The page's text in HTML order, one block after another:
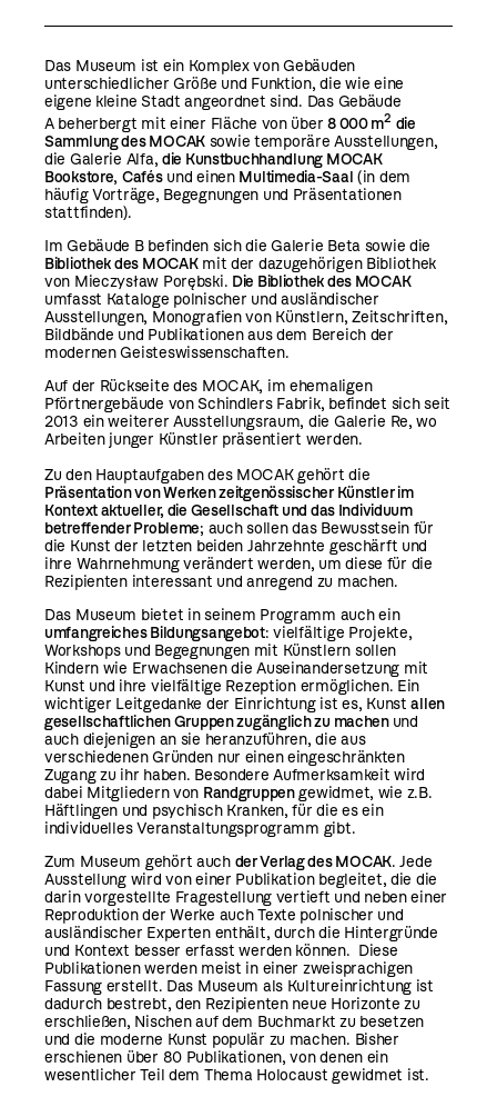
Das Museum ist ein Komplex von Gebäuden
unterschiedlicher Größe und Funktion, die wie eine
eigene kleine Stadt angeordnet sind. Das Gebäude
A beherbergt mit einer Fläche von über8 000 m2 die
Sammlung des MOCAKsowie temporäre Ausstellungen,
die Galerie Alfa, die Kunstbuchhandlung MOCAK
Bookstore, Cafésund einen Multimedia-Saal (in dem
häufig Vorträge, Begegnungen und Präsentationen
stattfinden).
Im Gebäude B befinden sich die Galerie Beta sowie die
Bibliothek des MOCAKmit der dazugehörigen Bibliothek
von Mieczysław Porębski. Die Bibliothek des MOCAK
umfasst Kataloge polnischer und ausländischer
Ausstellungen, Monografien von Künstlern, Zeitschriften,
Bildbände und Publikationen aus dem Bereich der
modernen Geisteswissenschaften.
Auf der Rückseite des MOCAK, im ehemaligen
Pförtnergebäude von Schindlers Fabrik, befindet sich seit
2013 ein weiterer Ausstellungsraum, die Galerie Re, wo
Arbeiten junger Künstler präsentiert werden.
Zu den Hauptaufgaben des MOCAK gehört die
Präsentation von Werken zeitgenössischer Künstler im
Kontext aktueller, die Gesellschaft und das Individuum
betreffender Probleme; auch sollen das Bewusstsein für
die Kunst der letzten beiden Jahrzehnte geschärft und
ihre Wahrnehmung verändert werden, um diese für die
Rezipienten interessant und anregend zu machen.
Das Museum bietet in seinem Programm auch ein
umfangreiches Bildungsangebot: vielfältige Projekte,
Workshops und Begegnungen mit Künstlern sollen
Kindern wie Erwachsenen die Auseinandersetzung mit
Kunst und ihre vielfältige Rezeption ermöglichen. Ein
wichtiger Leitgedanke der Einrichtung ist es, Kunstallen
gesellschaftlichen Gruppen zugänglich zu machen und
auch diejenigen an sie heranzuführen, die aus
verschiedenen Gründen nur einen eingeschränkten
Zugang zu ihr haben. Besondere Aufmerksamkeit wird
dabei Mitgliedern von Randgruppengewidmet, wie z.B.
Häftlingen und psychisch Kranken, für die es ein
individuelles Veranstaltungsprogramm gibt.
Zum Museum gehört auch der Verlag des MOCAK. Jede
Ausstellung wird von einer Publikation begleitet, die die
darin vorgestellte Fragestellung vertieft und neben einer
Reproduktion der Werke auch Texte polnischer und
ausländischer Experten enthält, durch die Hintergründe
und Kontext besser erfasst werden können. Diese
Publikationen werden meist in einer zweisprachigen
Fassung erstellt. Das Museum als Kultureinrichtung ist
dadurch bestrebt, den Rezipienten neue Horizonte zu
erschließen, Nischen auf dem Buchmarkt zu besetzen
und die moderne Kunst populär zu machen. Bisher
erschienen über 80 Publikationen, von denen ein
wesentlicher Teil dem Thema Holocaust gewidmet ist.